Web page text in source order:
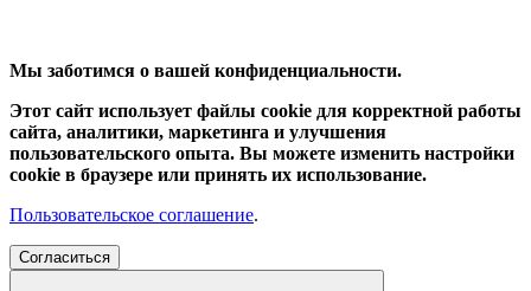
Мы заботимся о вашей конфиденциальности.
Этот сайт использует файлы cookie для корректной работы
сайта, аналитики, маркетинга и улучшения
пользовательского опыта. Вы можете изменить настройки
cookie в браузере или принять их использование.
Пользовательское соглашение.
Согласиться